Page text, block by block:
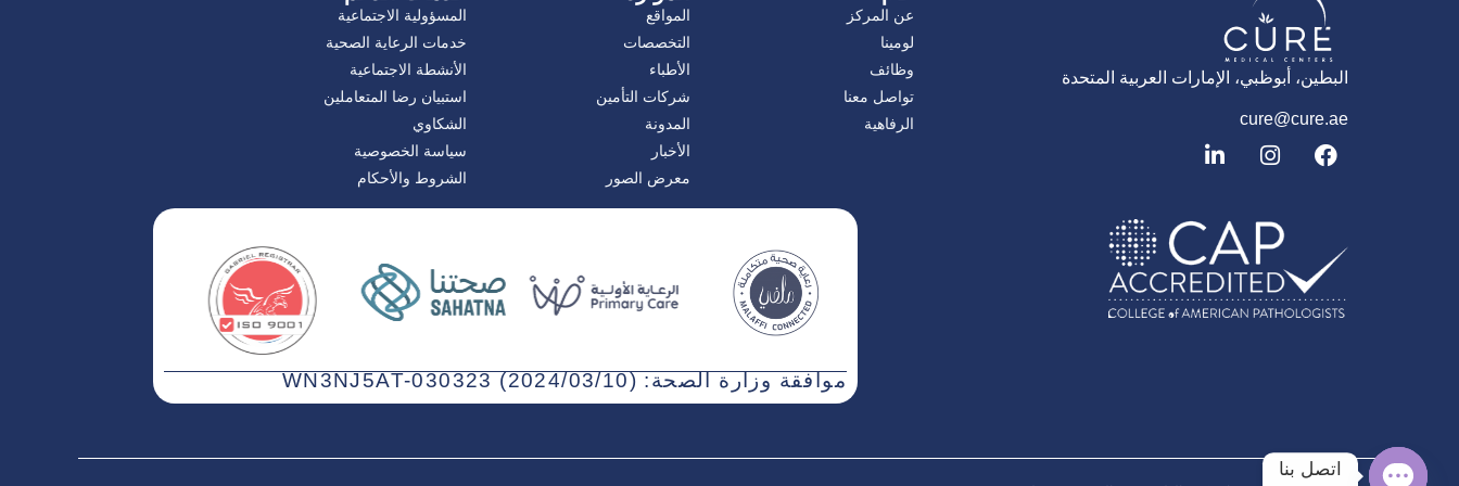
البطين، أبوظبي، الإمارات العربية المتحدة
cure@cure.ae
ف
ي
ا
ن
غ
ر
ا
م
ل
ي
د
إ
ن
عن المركز
لومينا
وظائف
تواصل معنا
الرفاهية
المواقع
التخصصات
الأطباء
شركات التأمين
المدونة
الأخبار
معرض الصور
المسؤولية الاجتماعية
خدمات الرعاية الصحية
الأنشطة الاجتماعية
استبيان رضا المتعاملين
الشكاوي
سياسة الخصوصية
الشروط والأحكام
موافقة وزارة الصحة: WN3NJ5AT-030323 (2024/03/10)
اتصل بنا